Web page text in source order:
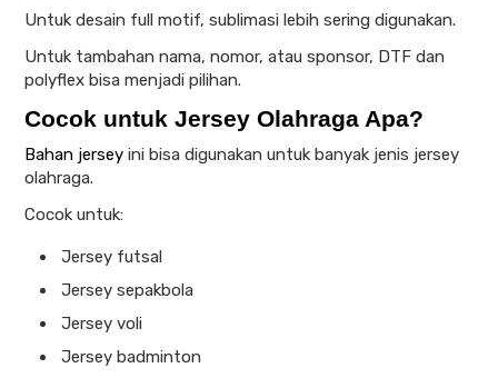
Untuk desain full motif, sublimasi lebih sering digunakan.
Untuk tambahan nama, nomor, atau sponsor, DTF dan
polyflex bisa menjadi pilihan.
Cocok untuk Jersey Olahraga Apa?
Bahan jersey ini bisa digunakan untuk banyak jenis jersey
olahraga.
Cocok untuk:
Jersey futsal
Jersey sepakbola
Jersey voli
Jersey badminton